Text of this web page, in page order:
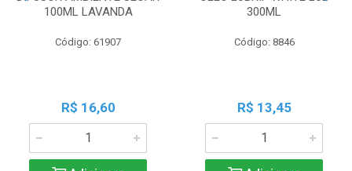
100ML LAVANDA
Código: 61907
R$ 16,60
300ML
Código: 8846
R$ 13,45